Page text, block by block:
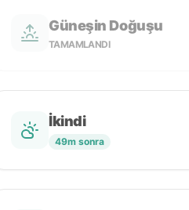
Güneşin Doğuşu
TAMAMLANDI
İkindi
49m sonra